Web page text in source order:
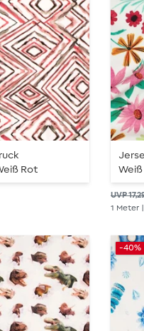
Rot
Weiß
UVP
1 Meter
-40%